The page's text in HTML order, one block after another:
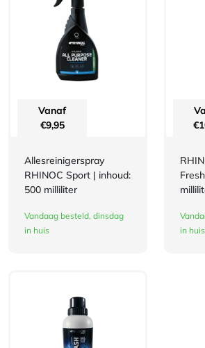
Vanaf
€9,95
Allesreinigerspray
RHINOC Sport | inhoud:
500 milliliter
Vandaag besteld, dinsdag
in huis
€
in huis